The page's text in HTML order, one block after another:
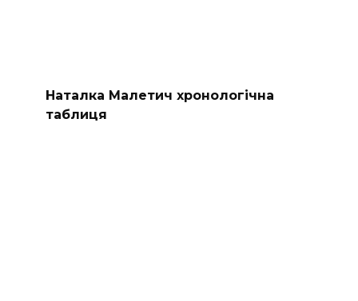
Наталка Малетич хронологічна
таблиця